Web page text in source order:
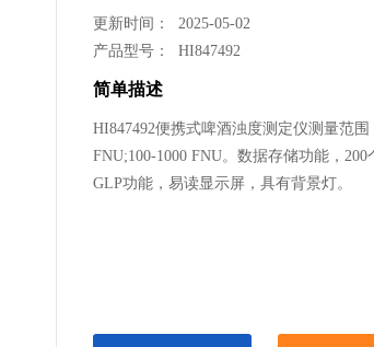
更新时间： 2025-05-02
产品型号：HI847492
简单描述
HI847492便携式啤酒浊度测定仪测量范围
FNU;100-1000 FNU。数据存储功能，
GLP功能，易读显示屏，具有背景灯。